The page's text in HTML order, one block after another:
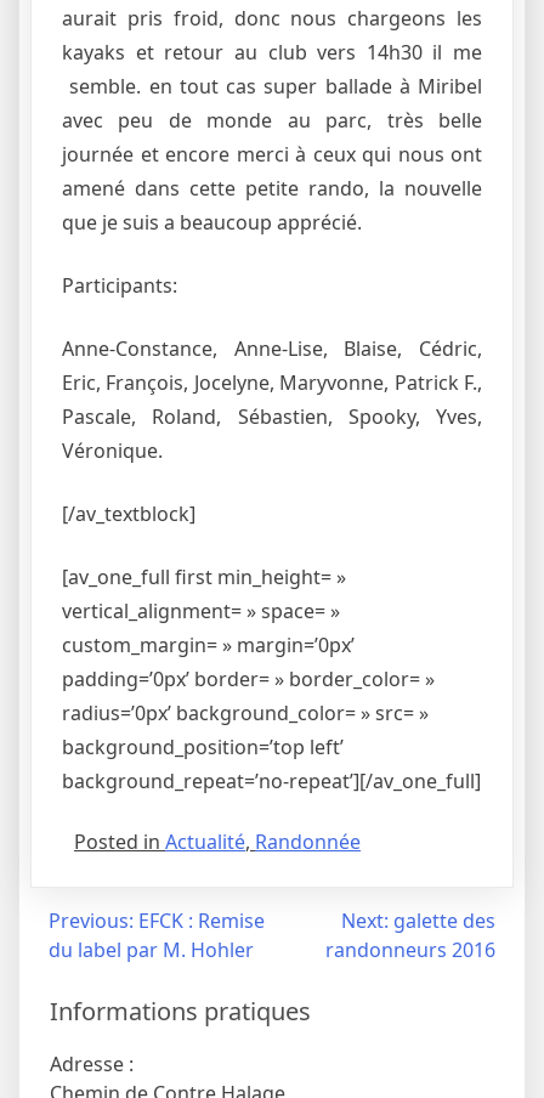
aurait pris froid, donc nous chargeons les
kayaks et retour au club vers 14h30 il me
semble. en tout cas super ballade à Miribel
avec peu de monde au parc, très belle
journée et encore merci à ceux qui nous ont
amené dans cette petite rando, la nouvelle
que je suis a beaucoup apprécié.
Participants:
Anne-Constance, Anne-Lise, Blaise, Cédric,
Eric, François, Jocelyne, Maryvonne, Patrick F.,
Pascale, Roland, Sébastien, Spooky, Yves,
Véronique.
[/av_textblock]
[av_one_full first min_height= »
vertical_alignment= » space= »
custom_margin= » margin=’0px’
padding=’0px’ border= » border_color= »
radius=’0px’ background_color= » src= »
background_position=’top left’
background_repeat=’no-repeat’][/av_one_full]
Posted in Actualité, Randonnée
Navigation
l’article
Previous: EFCK : Remise
du label par M. Hohler
Next: galette des
randonneurs 2016
Informations pratiques
Adresse :